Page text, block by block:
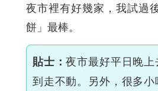
夜市裡有好幾家，我試過
餅」最棒。
貼士：夜市最好平日晚
到走不動。另外，很多